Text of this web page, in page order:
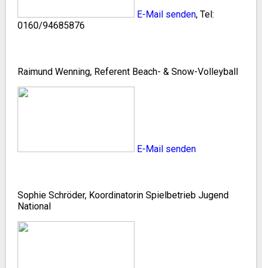
E-Mail senden, Tel:
0160/94685876
Raimund Wenning, Referent Beach- & Snow-Volleyball
E-Mail senden
Sophie Schröder, Koordinatorin Spielbetrieb Jugend
National